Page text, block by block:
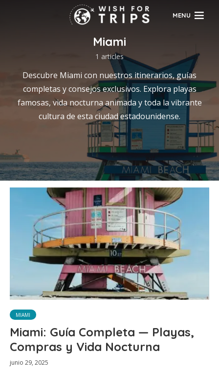
MENU
Miami
1 articles
Descubre Miami con nuestros itinerarios, guías
completas y consejos exclusivos. Explora playas
famosas, vida nocturna animada y toda la vibrante
cultura de esta ciudad estadounidense.
MIAMI
Miami: Guía Completa — Playas,
Compras y Vida Nocturna
junio 29, 2025